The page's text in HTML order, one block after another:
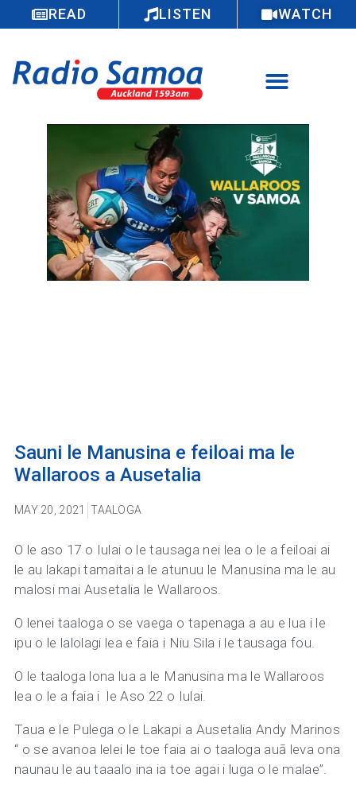
READ LISTEN WATCH
Sauni le Manusina e feiloai ma le
Wallaroos a Ausetalia
MAY 20, 2021 TAALOGA
O le aso 17 o Iulai o le tausaga nei lea o le a feiloai ai
le au lakapi tamaitai a le atunuu le Manusina ma le au
malosi mai Ausetalia le Wallaroos.
O lenei taaloga o se vaega o tapenaga a au e lua i le
ipu o le lalolagi lea e faia i Niu Sila i le tausaga fou.
O le taaloga lona lua a le Manusina ma le Wallaroos
lea o le a faia i le Aso 22 o Iulai.
Taua e le Pulega o le Lakapi a Ausetalia Andy Marinos
“ o se avanoa lelei le toe faia ai o taaloga auā leva ona
naunau le au taaalo ina ia toe agai i luga o le malae”.